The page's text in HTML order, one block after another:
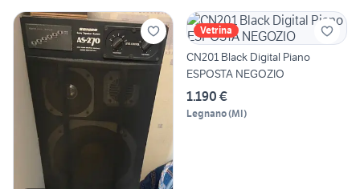
Vetrina
CN201 Black Digital Piano
ESPOSTA NEGOZIO
1.190 €
Legnano(MI)